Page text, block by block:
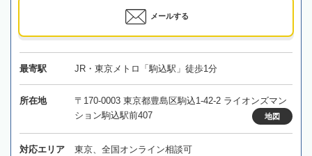
メールする
最寄駅 JR・東京メトロ「駒込駅」徒歩1分
所在地
〒170-0003 東京都豊島区駒込1-42-2 ライオンズマン
ション駒込駅前407
地図
対応エリア 東京、全国オンライン相談可